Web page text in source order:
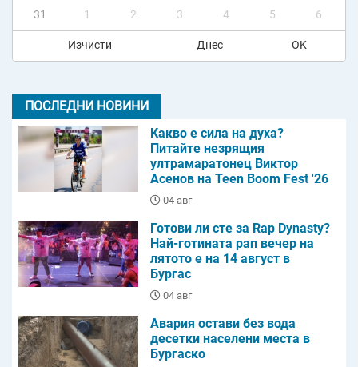
31
1 2 3 4 5 6
Изчисти Днес OK
ПОСЛЕДНИ НОВИНИ
Какво е сила на духа?
Питайте незрящия
ултрамаратонец Виктор
Асенов на Teen Boom Fest '26
04 авг
Готови ли сте за Rap Dynasty?
Най-готината рап вечер на
лятото е на 14 август в
Бургас
04 авг
Авария остави без вода
десетки населени места в
Бургаско